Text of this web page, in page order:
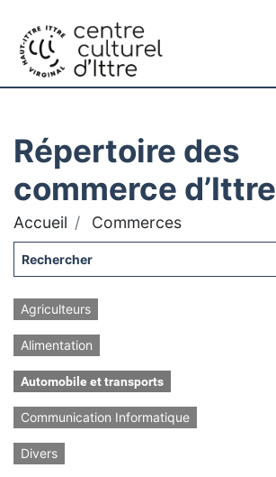
Répertoire des
commerce d’Ittre
Accueil Commerces
Agriculteurs
Alimentation
Automobile et transports
Communication Informatique
Divers